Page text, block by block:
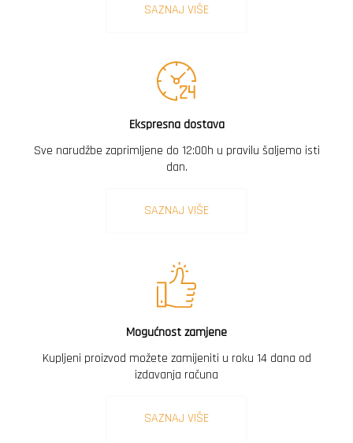
SAZNAJ VIŠE
Ekspresna dostava
Sve narudžbe zaprimljene do 12:00h u pravilu šaljemo isti
dan.
SAZNAJ VIŠE
Mogućnost zamjene
Kupljeni proizvod možete zamijeniti u roku 14 dana od
izdavanja računa
SAZNAJ VIŠE